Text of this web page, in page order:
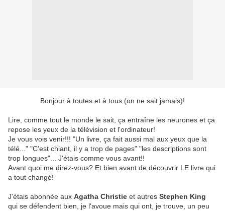
Bonjour à toutes et à tous (on ne sait jamais)!
Lire, comme tout le monde le sait, ça entraîne les neurones et ça
repose les yeux de la télévision et l'ordinateur!
Je vous vois venir!!! "Un livre, ça fait aussi mal aux yeux que la
télé..." "C'est chiant, il y a trop de pages" "les descriptions sont
trop longues"... J'étais comme vous avant!!
Avant quoi me direz-vous? Et bien avant de découvrir LE livre qui
a tout changé!
J'étais abonnée aux Agatha Christie et autres Stephen King
qui se défendent bien, je l'avoue mais qui ont, je trouve, un peu